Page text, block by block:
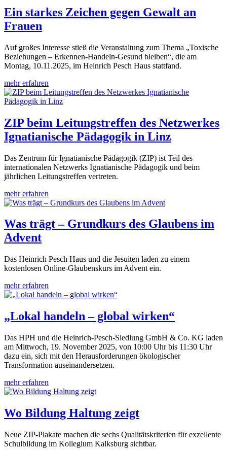
Ein starkes Zeichen gegen Gewalt an
Frauen
Auf großes Interesse stieß die Veranstaltung zum Thema „Toxische
Beziehungen – Erkennen-Handeln-Gesund bleiben“, die am
Montag, 10.11.2025, im Heinrich Pesch Haus stattfand.
mehr erfahren
ZIP beim Leitungstreffen des Netzwerkes
Ignatianische Pädagogik in Linz
Das Zentrum für Ignatianische Pädagogik (ZIP) ist Teil des
internationalen Netzwerks Ignatianische Pädagogik und beim
jährlichen Leitungstreffen vertreten.
mehr erfahren
Was trägt – Grundkurs des Glaubens im
Advent
Das Heinrich Pesch Haus und die Jesuiten laden zu einem
kostenlosen Online-Glaubenskurs im Advent ein.
mehr erfahren
„Lokal handeln – global wirken“
Das HPH und die Heinrich-Pesch-Siedlung GmbH & Co. KG laden
am Mittwoch, 19. November 2025, von 10:00 Uhr bis 11:30 Uhr
dazu ein, sich mit den Herausforderungen ökologischer
Transformation auseinandersetzen.
mehr erfahren
Wo Bildung Haltung zeigt
Neue ZIP-Plakate machen die sechs Qualitätskriterien für exzellente
Schulbildung im Kollegium Kalksburg sichtbar.